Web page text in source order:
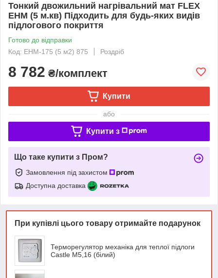
Тонкий двожильний нагрівальний мат FLEX
EHM (5 м.кв) Підходить для будь-яких видів
підлогового покриття
Готово до відправки
Код: EHM-175 (5 м2) 875
Роздріб
8 782 ₴/комплект
Купити
або
Купити з
Що таке купити з Пром?
Замовлення під захистом
Доступна доставка
При купівлі цього товару отримайте подарунок
Терморегулятор механіка для теплої підлоги
Castle М5,16 (білий)